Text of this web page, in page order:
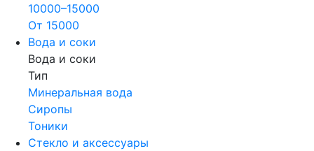
10000–15000
От 15000
Вода и соки
Вода и соки
Тип
Минеральная вода
Сиропы
Тоники
Стекло и аксессуары